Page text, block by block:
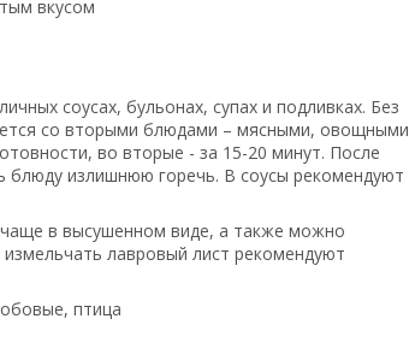
вкусом
соусах, бульонах, супах и подливках. Без
со вторыми блюдами – мясными, овощными
во вторые - за 15-20 минут. После
блюду излишнюю горечь. В соусы рекомендуют
чаще в высушенном виде, а также можно
лавровый лист рекомендуют
птица